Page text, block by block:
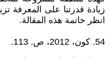
زيادة قدرتنا على المعرفة
انظر خاتمة هذه المقالة.
54. كون، 2012، ص. 113.